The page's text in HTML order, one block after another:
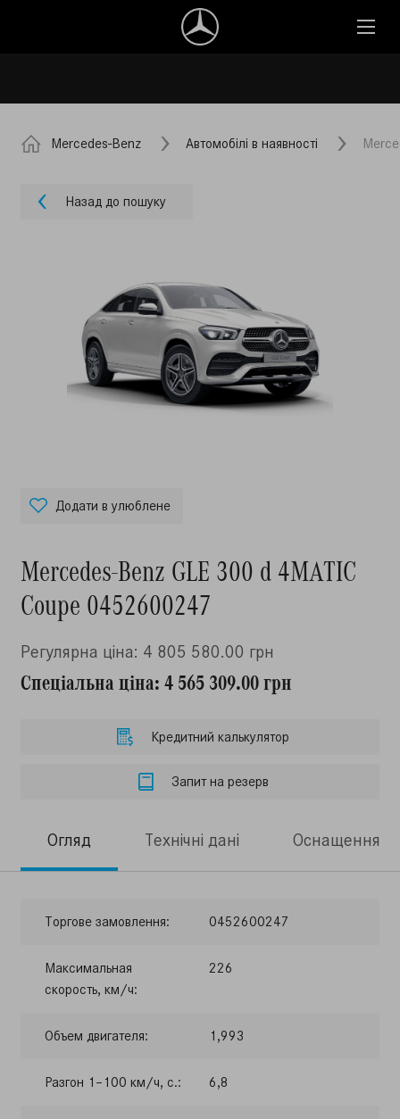
Mercedes-Benz Автомобілі в наявності
Назад до пошуку
Додати в улюблене
Mercedes-Benz GLE 300 d 4MATIC
Coupe 0452600247
Регулярна ціна: 4 805 580.00 грн
Спеціальна ціна: 4 565 309.00 грн
Кредитний калькулятор
Запит на резерв
Огляд Технічні дані Оснащення
Торгове замовлення: 0452600247
Максимальная
скорость, км/ч:
226
Объем двигателя: 1,993
Разгон 1–100 км/ч, с.: 6,8